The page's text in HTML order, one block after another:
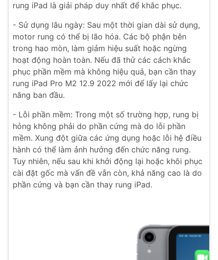
rung iPad là giải pháp duy nhất để khắc phục.
- Sử dụng lâu ngày: Sau một thời gian dài sử dụng,
motor rung có thể bị lão hóa. Các bộ phận bên
trong hao mòn, làm giảm hiệu suất hoặc ngừng
hoạt động hoàn toàn. Nếu đã thử các cách khắc
phục phần mềm mà không hiệu quả, bạn cần thay
rung iPad Pro M2 12.9 2022 mới để lấy lại chức
năng ban đầu.
- Lỗi phần mềm: Trong một số trường hợp, rung bị
hỏng không phải do phần cứng mà do lỗi phần
mềm. Xung đột giữa các ứng dụng hoặc lỗi hệ điều
hành có thể làm ảnh hưởng đến chức năng rung.
Tuy nhiên, nếu sau khi khởi động lại hoặc khôi phục
cài đặt gốc mà vấn đề vẫn còn, khả năng cao là do
phần cứng và bạn cần thay rung iPad.